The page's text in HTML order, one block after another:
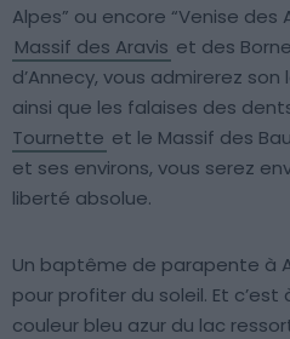
Alpes” ou encore “Venise
Massif des Aravis et des
d’Annecy, vous admirerez
ainsi que les falaises des
Tournette et le Massif des
et ses environs, vous serez
liberté absolue.
Un baptême de parapente à
pour profiter du soleil. Et
couleur bleu azur du lac